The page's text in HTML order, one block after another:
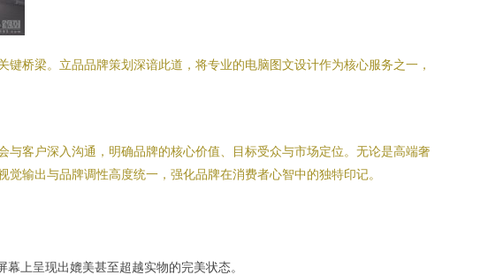
桥梁。立品品牌策划深谙此道，将专业的电脑图文设计作为核心服务之一，
客户深入沟通，明确品牌的核心价值、目标受众与市场定位。无论是高端奢
输出与品牌调性高度统一，强化品牌在消费者心智中的独特印记。
上呈现出媲美甚至超越实物的完美状态。